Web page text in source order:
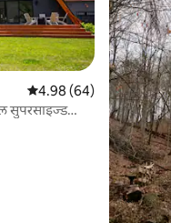
5 पैकी 4.98 सरासरी रेटिंग,
4.98 (64)
सुपरसाइज्ड